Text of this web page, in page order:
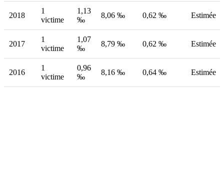
2018
1
victime
1,13
‰
8,06 ‰ 0,62 ‰ Estimée
2017
1
victime
1,07
‰
8,79 ‰ 0,62 ‰ Estimée
2016
1
victime
0,96
‰
8,16 ‰ 0,64 ‰ Estimée